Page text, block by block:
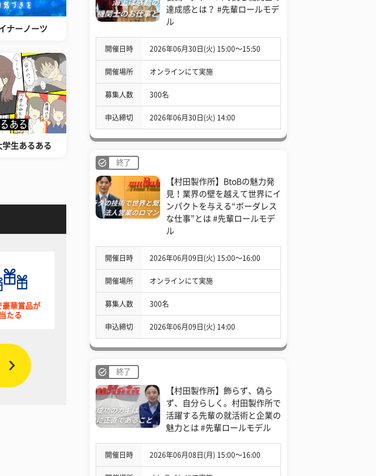
ナーノーツ
学生あるある
豪華賞品が
当たる
達成感とは？ #先輩ロールモデ
ル
開催日時 2026年06月30日(火) 15:00〜15:50
開催場所 オンラインにて実施
募集人数 300名
申込締切 2026年06月30日(火) 14:00
終了
【村田製作所】BtoBの魅力発
見！業界の壁を越えて世界にイ
ンパクトを与える“ボーダレス
な仕事”とは #先輩ロールモデ
ル
開催日時 2026年06月09日(火) 15:00〜16:00
開催場所 オンラインにて実施
募集人数 300名
申込締切 2026年06月09日(火) 14:00
終了
【村田製作所】飾らず、偽ら
ず、自分らしく。村田製作所で
活躍する先輩の就活術と企業の
魅力とは #先輩ロールモデル
開催日時 2026年06月08日(月) 15:00〜16:00